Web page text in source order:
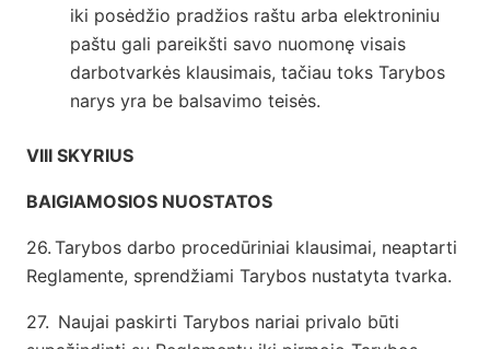
iki posėdžio pradžios raštu arba elektroniniu
paštu gali pareikšti savo nuomonę visais
darbotvarkės klausimais, tačiau toks Tarybos
narys yra be balsavimo teisės.
VIII SKYRIUS
BAIGIAMOSIOS NUOSTATOS
26. Tarybos darbo procedūriniai klausimai, neaptarti
Reglamente, sprendžiami Tarybos nustatyta tvarka.
27. Naujai paskirti Tarybos nariai privalo būti